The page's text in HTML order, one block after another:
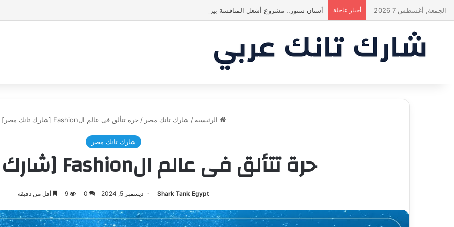
الجمعة, أغسطس 7 2026 أخبار عاجلة أسنان ستور.. مشروع أشعل المنافسة بين الشاركس! فمن سيحسم الصفقة في النهاية؟ |شارك تانك العراق
الرئيسية / شارك تانك مصر / حرة تتألق فى عالم الFashion [شارك تانك مصر]
شارك تانك مصر
حرة تتألق فى عالم الFashion [شارك تانك مصر]
Shark Tank Egypt ديسمبر 5, 2024 0
9 أقل من دقيقة